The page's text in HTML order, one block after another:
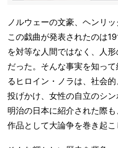
ノルウェーの文豪、ヘンリ
この戯曲が発表されたのは
を対等な人間ではなく、人
だった。そんな事実を知っ
るヒロイン・ノラは、社会
投げかけ、女性の自立のシン
明治の日本に紹介された際
作品として大論争を巻き起こ